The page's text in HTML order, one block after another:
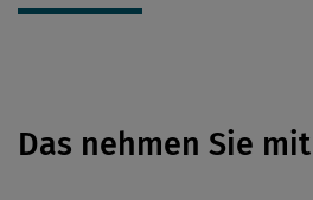
Das nehmen Sie mit